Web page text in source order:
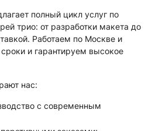
полный цикл услуг по
трио: от разработки макета до
Работаем по Москве и
и гарантируем высокое
нас:
с современным